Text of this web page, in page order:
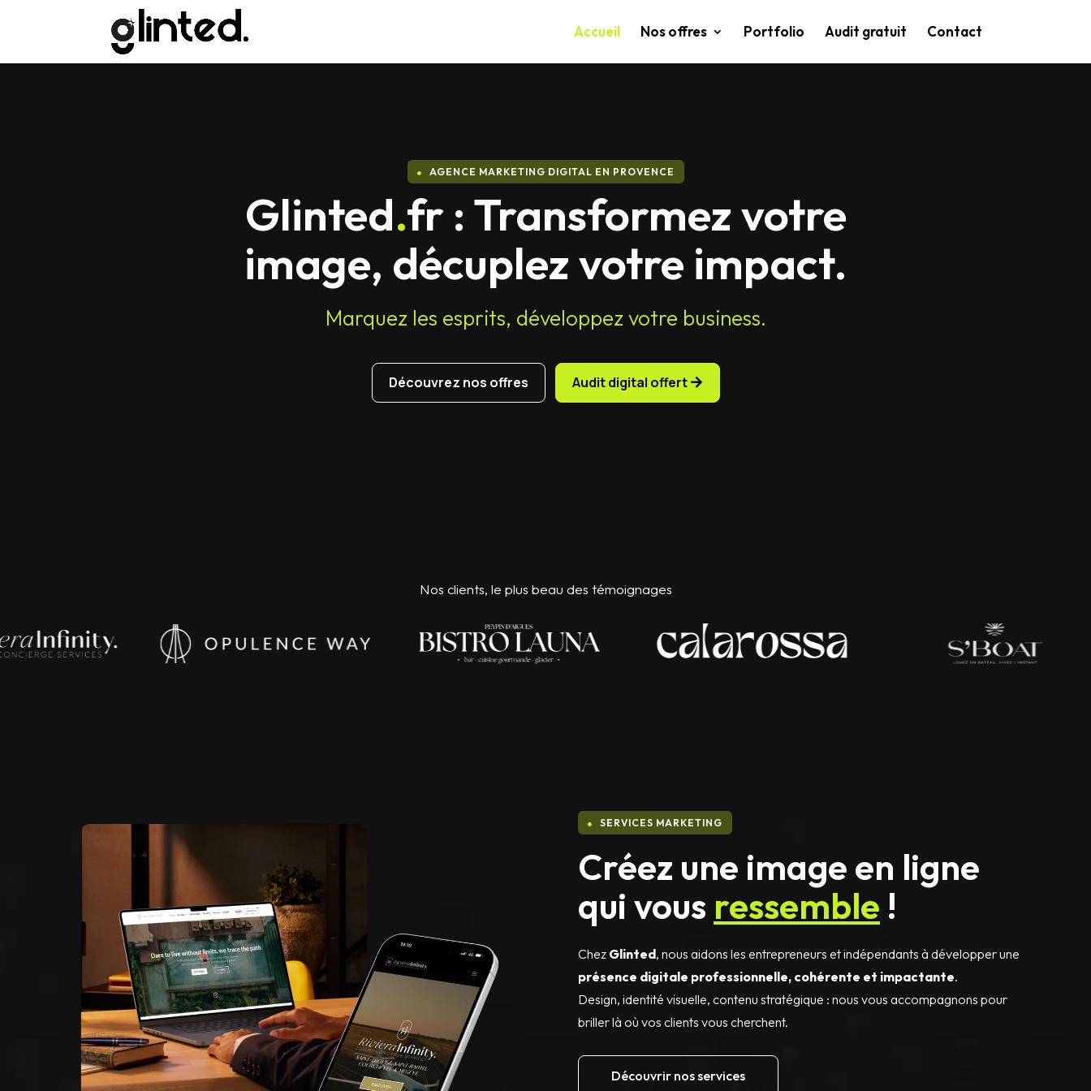
Accueil Nos offres Portfolio Audit gratuit Contact
 AGENCE MARKETING DIGITAL EN PROVENCE
Glinted.fr : Transformez votre
image, décuplez votre impact.
Marquez les esprits, développez votre business.
Découvrez nos offres Audit digital offert
Nos clients, le plus beau des témoignages
 SERVICES MARKETING
Créez une image en ligne
qui vous ressemble !
Chez Glinted, nous aidons les entrepreneurs et indépendants à développer une
présence digitale professionnelle, cohérente et impactante.
Design, identité visuelle, contenu stratégique : nous vous accompagnons pour
briller là où vos clients vous cherchent.
Découvrir nos services